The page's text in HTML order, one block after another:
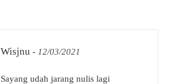
Wisjnu - 12/03/2021
Sayang udah jarang nulis lagi